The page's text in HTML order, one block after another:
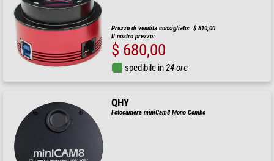
Prezzo di vendita consigliato: $ 810,00
Il nostro prezzo:
$ 680,00
spedibile in24 ore
QHY
Fotocamera miniCam8 Mono Combo